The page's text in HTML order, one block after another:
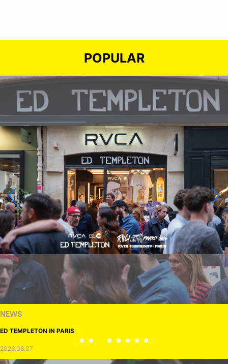
POPULAR
NEWS
ED TEMPLETON IN PARIS
2026.08.07